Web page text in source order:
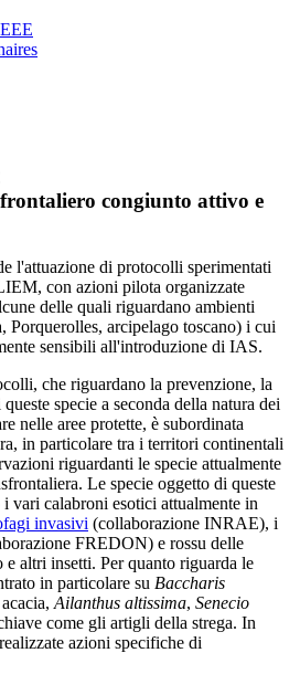
congiunto attivo e
l'attuazione di protocolli sperimentati
con azioni pilota organizzate
delle quali riguardano ambienti
Porquerolles, arcipelago toscano) i cui
sensibili all'introduzione di IAS.
che riguardano la prevenzione, la
specie a seconda della natura dei
nelle aree protette, è subordinata
in particolare tra i territori continentali
riguardanti le specie attualmente
Le specie oggetto di queste
vari calabroni esotici attualmente in
invasivi (collaborazione INRAE), i
FREDON) e rossu delle
e altri insetti. Per quanto riguarda le
in particolare su Baccharis
Ailanthus altissima, Senecio
come gli artigli della strega. In
azioni specifiche di